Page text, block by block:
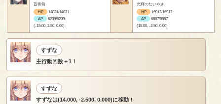
盲御前
HP
14031/14031
AP
6239/6239
(-15.00, 2.50, 0.00)
光輝のたいやき
HP
16912/16912
AP
6887/6887
(15.00, -2.50, 0.00)
すずな
主行動回数＋1！
すずな
すずなは(14.000, -2.500, 0.000)に移動！